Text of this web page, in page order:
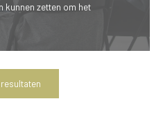
kunnen zetten om het